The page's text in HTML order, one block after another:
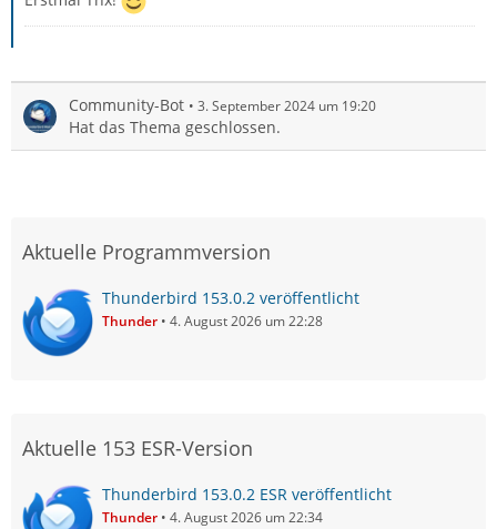
Community-Bot 3. September 2024 um 19:20
Hat das Thema geschlossen.
Aktuelle Programmversion
Thunderbird 153.0.2 veröffentlicht
Thunder 4. August 2026 um 22:28
Aktuelle 153 ESR-Version
Thunderbird 153.0.2 ESR veröffentlicht
Thunder 4. August 2026 um 22:34